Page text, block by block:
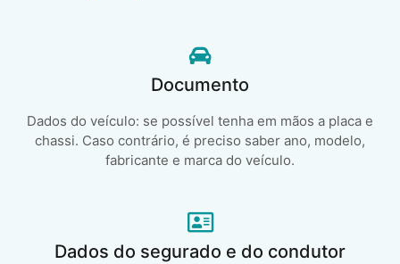
Documento
Dados do veículo: se possível tenha em mãos a placa e
chassi. Caso contrário, é preciso saber ano, modelo,
fabricante e marca do veículo.
Dados do segurado e do condutor